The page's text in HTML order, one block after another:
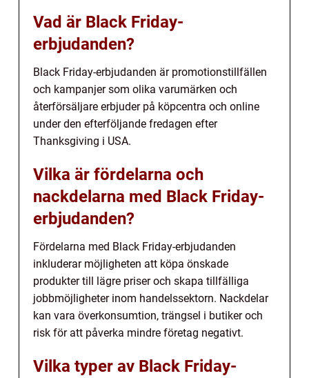
Vad är Black Friday-
erbjudanden?
Black Friday-erbjudanden är promotionstillfällen
och kampanjer som olika varumärken och
återförsäljare erbjuder på köpcentra och online
under den efterföljande fredagen efter
Thanksgiving i USA.
Vilka är fördelarna och
nackdelarna med Black Friday-
erbjudanden?
Fördelarna med Black Friday-erbjudanden
inkluderar möjligheten att köpa önskade
produkter till lägre priser och skapa tillfälliga
jobbmöjligheter inom handelssektorn. Nackdelar
kan vara överkonsumtion, trängsel i butiker och
risk för att påverka mindre företag negativt.
Vilka typer av Black Friday-